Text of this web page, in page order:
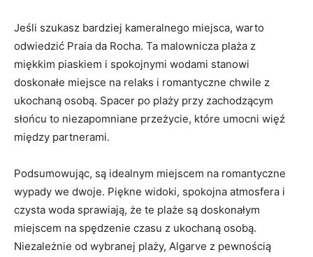
Jeśli szukasz bardziej kameralnego miejsca, warto
odwiedzić Praia da Rocha. Ta malownicza plaża z
miękkim piaskiem i spokojnymi wodami stanowi
doskonałe miejsce na relaks i romantyczne chwile z
ukochaną osobą. Spacer po plaży przy zachodzącym
słońcu to niezapomniane przeżycie, które umocni więź
między partnerami.
Podsumowując, są idealnym miejscem na romantyczne
wypady we dwoje. Piękne widoki, spokojna atmosfera i
czysta woda sprawiają, że te plaże są doskonałym
miejscem na spędzenie czasu z ukochaną osobą.
Niezależnie od wybranej plaży, Algarve z pewnością